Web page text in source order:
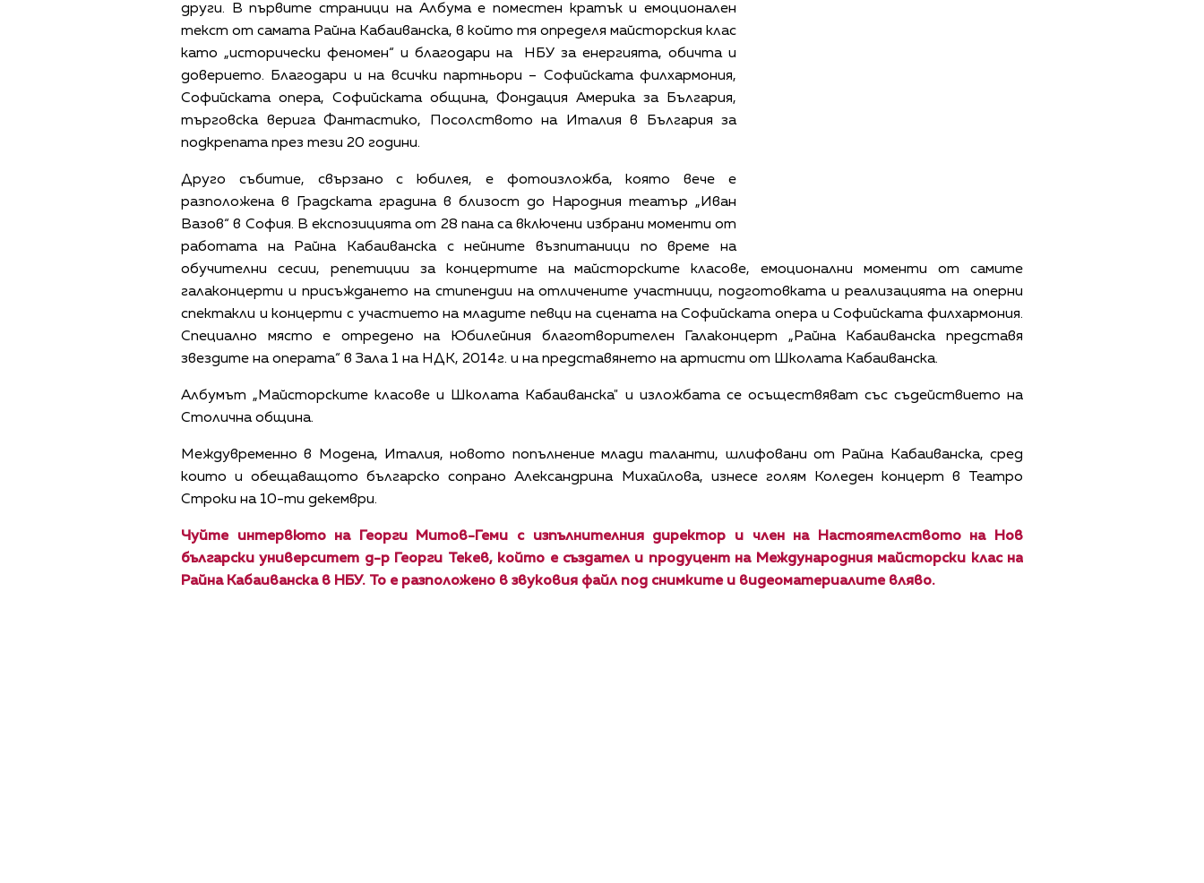
други. В първите страници на Албума е поместен кратък и емоционален
текст от самата Райна Кабаиванска, в който тя определя майсторския клас
като „исторически феномен“ и благодари на НБУ за енергията, обичта и
доверието. Благодари и на всички партньори – Софийската филхармония,
Софийската опера, Софийската община, Фондация Америка за България,
търговска верига Фантастико, Посолството на Италия в България за
подкрепата през тези 20 години.
Друго събитие, свързано с юбилея, е фотоизложба, която вече е
разположена в Градската градина в близост до Народния театър „Иван
Вазов“ в София. В експозицията от 28 пана са включени избрани моменти от
работата на Райна Кабаиванска с нейните възпитаници по време на
обучителни сесии, репетиции за концертите на майсторските класове, емоционални моменти от самите
галаконцерти и присъждането на стипендии на отличените участници, подготовката и реализацията на оперни
спектакли и концерти с участието на младите певци на сцената на Софийската опера и Софийската филхармония.
Специално място е отредено на Юбилейния благотворителен Галаконцерт „Райна Кабаиванска представя
звездите на операта“ в Зала 1 на НДК, 2014г. и на представянето на артисти от Школата Кабаиванска.
Албумът „Майсторските класове и Школата Кабаиванска" и изложбата се осъществяват със съдействието на
Столична община.
Междувременно в Модена, Италия, новото попълнение млади таланти, шлифовани от Райна Кабаиванска, сред
които и обещаващото българско сопрано Александрина Михайлова, изнесе голям Коледен концерт в Театро
Строки на 10-ти декември.
Чуйте интервюто на Георги Митов-Геми с изпълнителния директор и член на Настоятелството на Нов
български университет д-р Георги Текев, който е създател и продуцент на Международния майсторски клас на
Райна Кабаиванска в НБУ. То е разположено в звуковия файл под снимките и видеоматериалите вляво.